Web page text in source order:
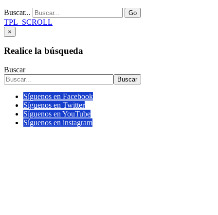
Buscar... Go
TPL_SCROLL
×
Realice la búsqueda
Buscar
Buscar
Síguenos en Facebook
Síguenos en Twitter
Síguenos en YouTube
Síguenos en instagram